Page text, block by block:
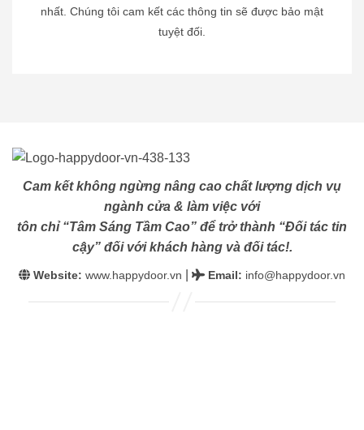
nhất. Chúng tôi cam kết các thông tin sẽ được bảo mật
tuyệt đối.
Cam kết không ngừng nâng cao chất lượng dịch vụ
ngành cửa & làm việc với
tôn chỉ “Tâm Sáng Tầm Cao” để trở thành “Đối tác tin
cậy” đối với khách hàng và đối tác!.
Website: www.happydoor.vn Email: info@happydoor.vn